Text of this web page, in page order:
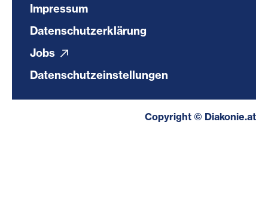
Impressum
Datenschutzerklärung
Jobs
Datenschutzeinstellungen
Copyright © Diakonie.at